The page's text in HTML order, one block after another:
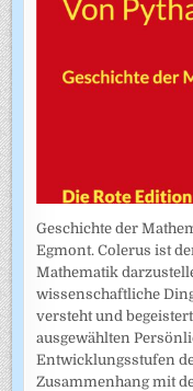
Geschichte der
Egmont. Colerus ist
Mathematik
wissenschaftliche
versteht und
ausgewählten
Entwicklungsstufen
Zusammenhang mit